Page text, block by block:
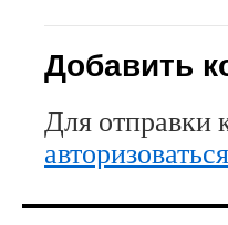
Добавить
Для отправки
авторизоваться